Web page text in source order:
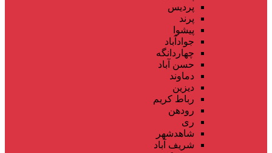
پردیس
پرند
پیشوا
جوادآباد
چهاردانگه
حسن آباد
دماوند
دیزین
رباط کریم
رودهن
ری
شاهدشهر
شریف آباد